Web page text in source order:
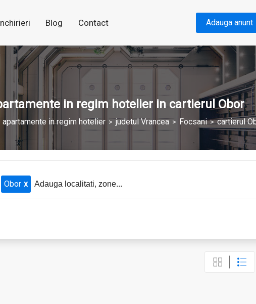
Blog Contact Adauga anunt
in regim hotelier in cartierul Obor
apartamente in regim hotelier judetul Vrancea Focsani cartierul
Obor